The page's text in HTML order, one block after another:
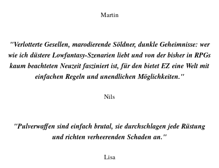
Martin
"Verlotterte Gesellen, marodierende Söldner, dunkle Geheimnisse: wer
wie ich düstere Lowfantasy-Szenarien liebt und von der bisher in RPGs
kaum beachteten Neuzeit fasziniert ist, für den bietet EZ eine Welt mit
einfachen Regeln und unendlichen Möglichkeiten."
Nils
"Pulverwaffen sind einfach brutal, sie durchschlagen jede Rüstung
und richten verheerenden Schaden an."
Lisa